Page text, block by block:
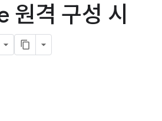
원격 구성 시